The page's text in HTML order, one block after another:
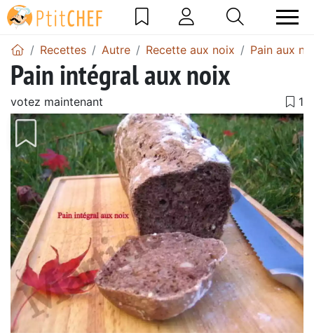
Recettes Autre Recette aux noix Pain aux
Pain intégral aux noix
votez maintenant